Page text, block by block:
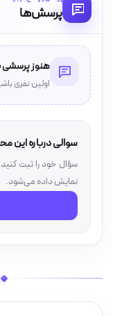
پرسش‌ها
هنوز پرسشی
اولین نفری
سوالی درباره این
سؤال خود را ثبت
نمایش داده می‌شود.